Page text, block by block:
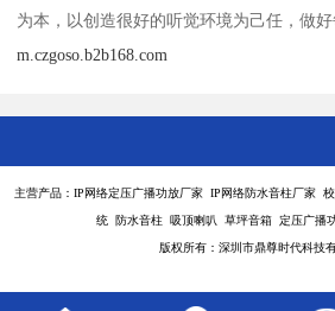
为本，以创造很好的听觉环境为己任，做好
m.czgoso.b2b168.com
主营产品：IP网络定压广播功放厂家 IP网络防水音柱厂家
统 防水音柱 吸顶喇叭 草坪音箱 定压广播
版权所有：深圳市鼎尊时代科技